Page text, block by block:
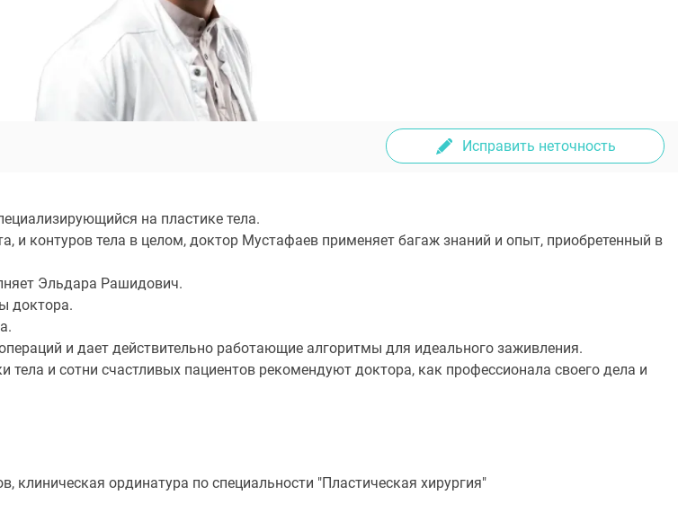
Исправить неточность
на пластике тела.
и контуров тела в целом, доктор Мустафаев применяет багаж знаний и опыт, приобретенный в
Эльдара Рашидович.
доктора.
и дает действительно работающие алгоритмы для идеального заживления.
и сотни счастливых пациентов рекомендуют доктора, как профессионала своего дела и
клиническая ординатура по специальности "Пластическая хирургия"